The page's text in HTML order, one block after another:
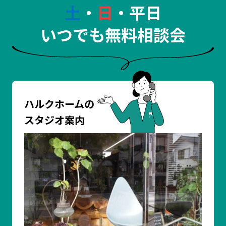
土 ・ 日 ・平日
いつでも無料相談会
ハルクホームの
スタジオ案内